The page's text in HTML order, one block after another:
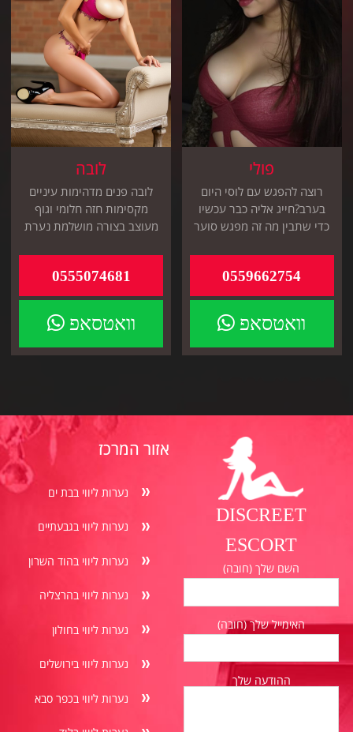
פולי
רוצה להפגש עם לוסי היום
בערב?חייג אליה כבר עכשיו
כדי שתבין מה זה מפגש סוער
באזור
0559662754
וואטסאפ
לובה
לובה פנים מדהימות עיניים
מקסימות חזה חלומי וגוף
מעוצב בצורה מושלמת נערת
0555074681
וואטסאפ
DISCREET
ESCORT
השם שלך (חובה)
האימייל שלך (חובה)
ההודעה שלך
אזור המרכז
נערות ליווי בבת ים
נערות ליווי בגבעתיים
נערות ליווי בהוד השרון
נערות ליווי בהרצליה
נערות ליווי בחולון
נערות ליווי בירושלים
נערות ליווי בכפר סבא